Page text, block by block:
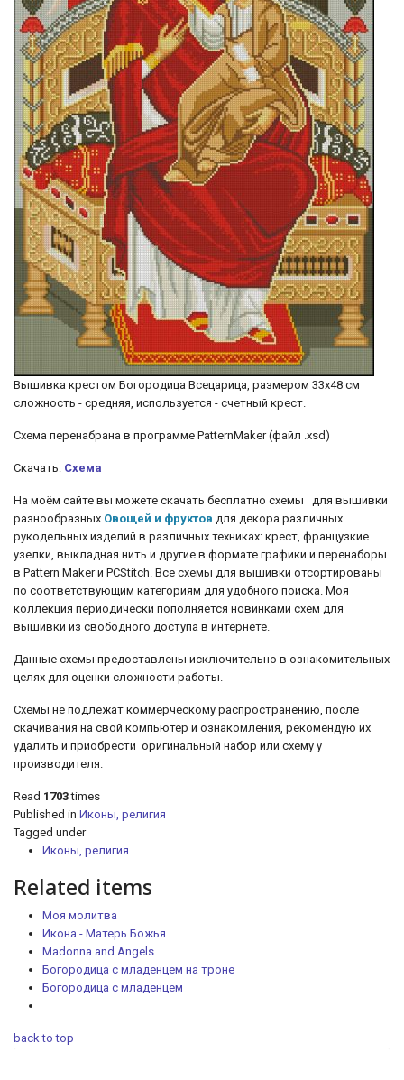
Вышивка крестом Богородица Всецарица, размером 33х48 см
сложность - средняя, используется - счетный крест.
Cхема перенабрана в программе PatternMaker (файл .xsd)
Скачать: Схема
На моём сайте вы можете скачать бесплатно схемы для вышивки
разнообразных Овощей и фруктов для декора различных
рукодельных изделий в различных техниках: крест, французкие
узелки, выкладная нить и другие в формате графики и перенаборы
в Pattern Maker и PCStitch. Все схемы для вышивки отсортированы
по соответствующим категориям для удобного поиска. Моя
коллекция периодически пополняется новинками схем для
вышивки из свободного доступа в интернете.
Данные схемы предоставлены исключительно в ознакомительных
целях для оценки сложности работы.
Схемы не подлежат коммерческому распространению, после
скачивания на свой компьютер и ознакомления, рекомендую их
удалить и приобрести оригинальный набор или схему у
производителя.
Read 1703times
Published in Иконы, религия
Tagged under
Иконы, религия
Related items
Моя молитва
Икона - Матерь Божья
Madonna and Angels
Богородица с младенцем на троне
Богородица с младенцем
back to top